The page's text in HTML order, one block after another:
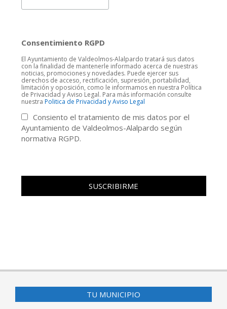
Consentimiento RGPD
El Ayuntamiento de Valdeolmos-Alalpardo tratará sus datos
con la finalidad de mantenerle informado acerca de nuestras
noticias, promociones y novedades. Puede ejercer sus
derechos de acceso, rectificación, supresión, portabilidad,
limitación y oposición, como le informamos en nuestra Política
de Privacidad y Aviso Legal. Para más información consulte
nuestra Politica de Privacidad y Aviso Legal
Consiento el tratamiento de mis datos por el
Ayuntamiento de Valdeolmos-Alalpardo según
normativa RGPD.
TU MUNICIPIO